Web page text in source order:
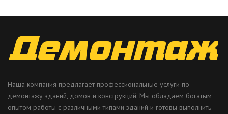
Наша компания предлагает профессиональные услуги по
демонтажу зданий, домов и конструкций. Мы обладаем богатым
опытом работы с различными типами зданий и готовы выполнить